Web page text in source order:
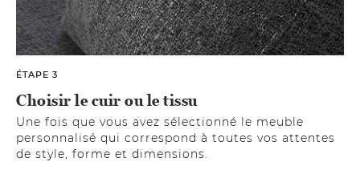
ÉTAPE 3
Choisir le cuir ou le tissu
Une fois que vous avez sélectionné le meuble
personnalisé qui correspond à toutes vos attentes
de style, forme et dimensions.